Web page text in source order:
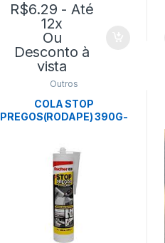
R$6.29 - Até
12x
Ou
Desconto à
vista
Outros
COLA STOP
PREGOS(RODAPE) 390G-